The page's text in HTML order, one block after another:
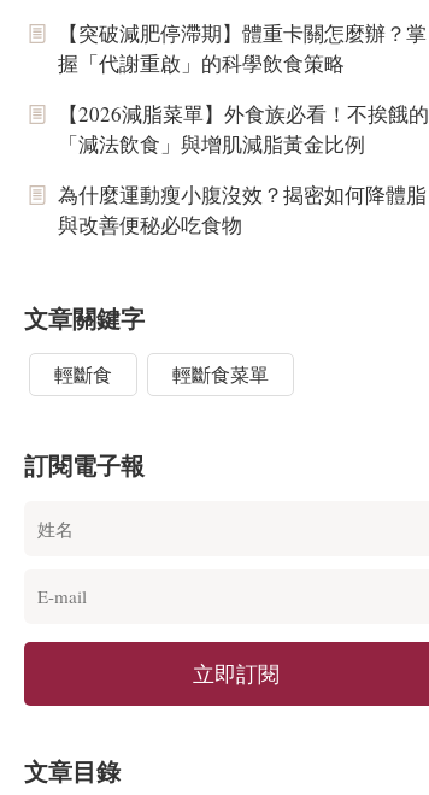
【突破減肥停滯期】體重卡關怎麼辦？掌
握「代謝重啟」的科學飲食策略
【2026減脂菜單】外食族必看！不挨餓的
「減法飲食」與增肌減脂黃金比例
為什麼運動瘦小腹沒效？揭密如何降體脂
與改善便秘必吃食物
文章關鍵字
輕斷食 輕斷食菜單
訂閱電子報
立即訂閱
文章目錄